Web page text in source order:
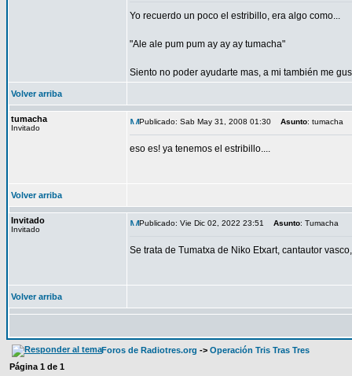
Yo recuerdo un poco el estribillo, era algo como...
"Ale ale pum pum ay ay ay tumacha"
Siento no poder ayudarte mas, a mi también me
Volver arriba
tumacha
Invitado
Publicado: Sab May 31, 2008 01:30 Asunto: tumacha
eso es! ya tenemos el estribillo....
Volver arriba
Invitado
Invitado
Publicado: Vie Dic 02, 2022 23:51 Asunto: Tumacha
Se trata de Tumatxa de Niko Etxart, cantautor
Volver arriba
Foros de Radiotres.org -> Operación Tris Tras Tres
Página 1 de 1